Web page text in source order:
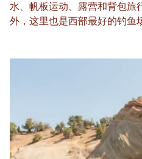
水、帆板运动、露营和背包旅
外，这里也是西部最好的钓鱼